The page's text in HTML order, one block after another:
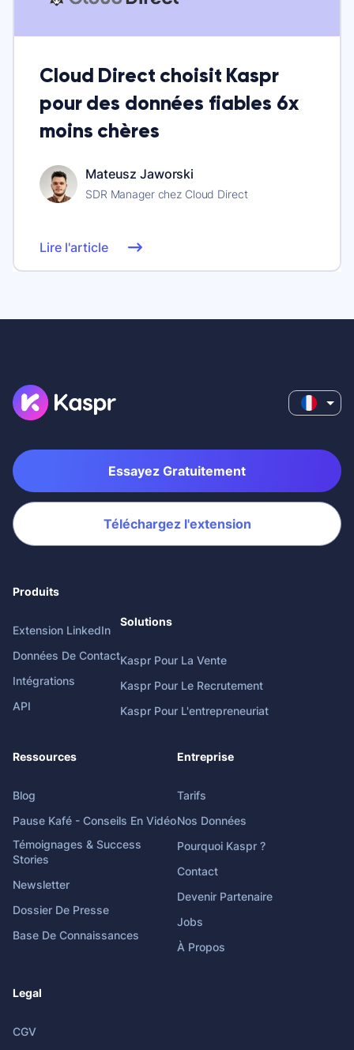
Cloud Direct choisit Kaspr
pour des données fiables 6x
moins chères
Mateusz Jaworski
SDR Manager chez Cloud Direct
Lire l'article
Essayez Gratuitement
Téléchargez l'extension
Produits
Extension LinkedIn
Données De Contact
Intégrations
API
Solutions
Kaspr Pour La Vente
Kaspr Pour Le Recrutement
Kaspr Pour L'entrepreneuriat
Ressources
Blog
Pause Kafé - Conseils En Vidéo
Témoignages & Success
Stories
Newsletter
Dossier De Presse
Base De Connaissances
Entreprise
Tarifs
Nos Données
Pourquoi Kaspr ?
Contact
Devenir Partenaire
Jobs
À Propos
Legal
CGV